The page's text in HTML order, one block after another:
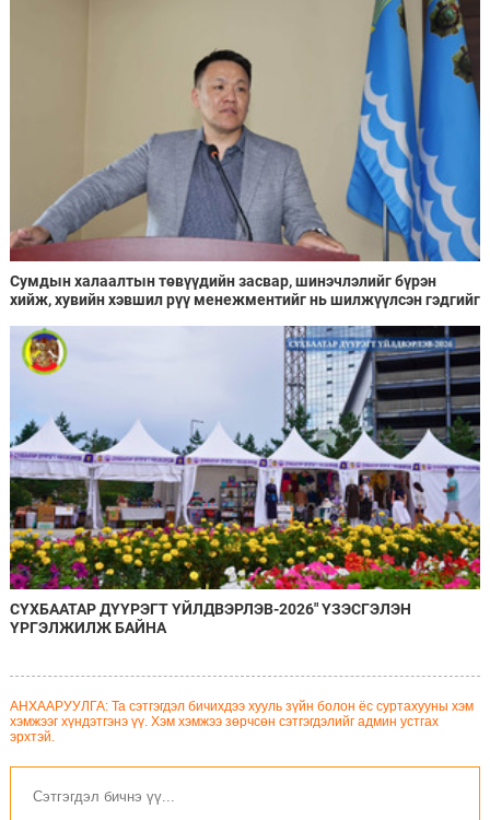
Сумдын халаалтын төвүүдийн засвар, шинэчлэлийг бүрэн
хийж, хувийн хэвшил рүү менежментийг нь шилжүүлсэн гэдгийг
СҮХБААТАР ДҮҮРЭГТ ҮЙЛДВЭРЛЭВ-2026" ҮЗЭСГЭЛЭН
ҮРГЭЛЖИЛЖ БАЙНА
АНХААРУУЛГА: Та сэтгэгдэл бичихдээ хууль зүйн болон ёс суртахууны хэм
хэмжээг хүндэтгэнэ үү. Хэм хэмжээ зөрчсөн сэтгэгдэлийг админ устгах
эрхтэй.